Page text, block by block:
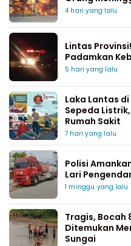
4 hari yang lalu
Lintas
Padamkan
5 hari yang lalu
Laka Lantas
Sepeda
Rumah Sakit
7 hari yang lalu
Polisi
Lari
1 minggu yang lalu
Tragis, Bocah
Ditemukan
Sungai